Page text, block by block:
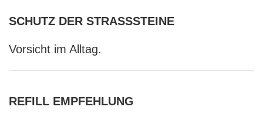
SCHUTZ DER STRASSSTEINE
Vorsicht im Alltag.
REFILL EMPFEHLUNG